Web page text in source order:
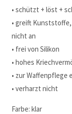
• schützt + löst +
• greift
nicht an
• frei von Silikon
• hohes
• zur Waffenpflege
• verharzt nicht
Farbe: klar